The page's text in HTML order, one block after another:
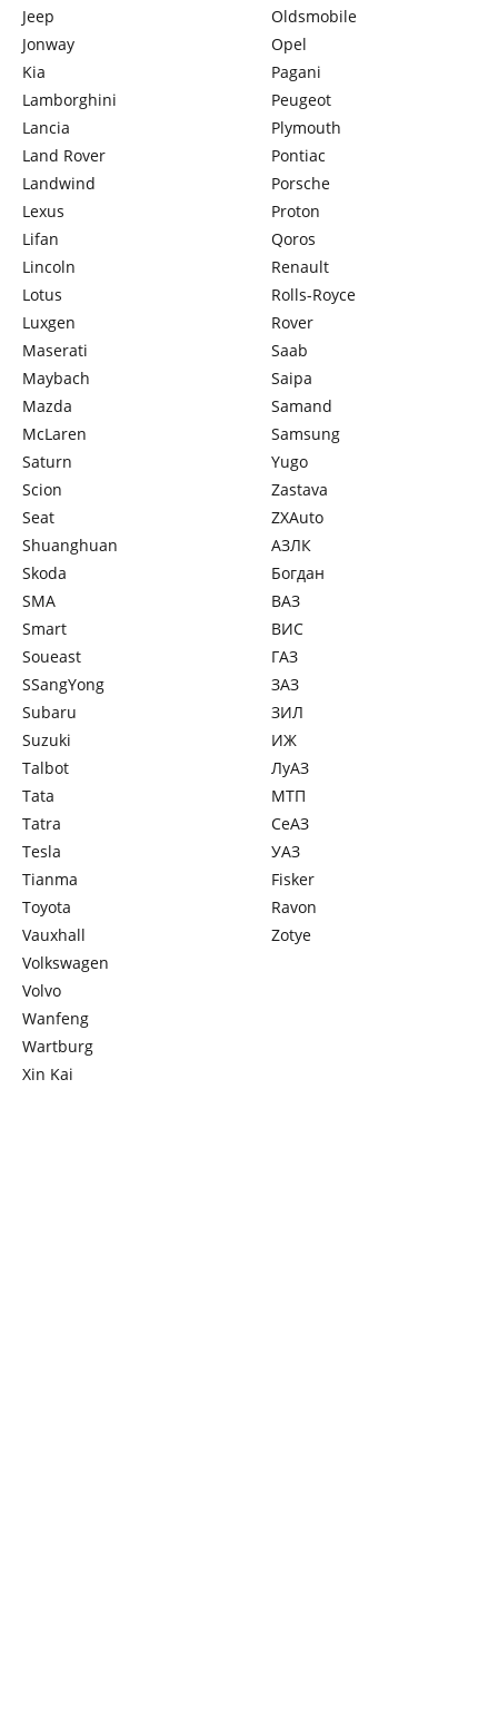
Jeep
Jonway
Kia
Lamborghini
Lancia
Land Rover
Landwind
Lexus
Lifan
Lincoln
Lotus
Luxgen
Maserati
Maybach
Mazda
McLaren
Oldsmobile
Opel
Pagani
Peugeot
Plymouth
Pontiac
Porsche
Proton
Qoros
Renault
Rolls-Royce
Rover
Saab
Saipa
Samand
Samsung
Saturn
Scion
Seat
Shuanghuan
Skoda
SMA
Smart
Soueast
SSangYong
Subaru
Suzuki
Talbot
Tata
Tatra
Tesla
Tianma
Toyota
Vauxhall
Volkswagen
Volvo
Wanfeng
Wartburg
Xin Kai
Yugo
Zastava
ZXAuto
АЗЛК
Богдан
ВАЗ
ВИС
ГАЗ
ЗАЗ
ЗИЛ
ИЖ
ЛуАЗ
МТП
СеАЗ
УАЗ
Fisker
Ravon
Zotye